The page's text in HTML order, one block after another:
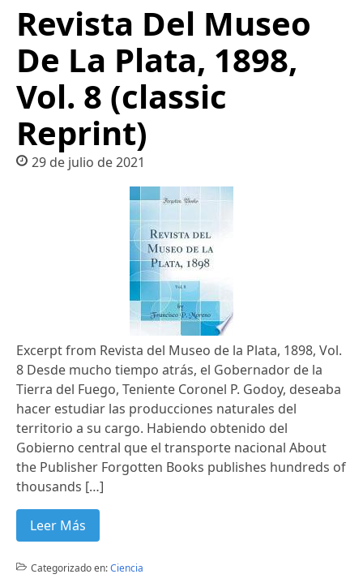
Revista Del Museo
De La Plata, 1898,
Vol. 8 (classic
Reprint)
29 de julio de 2021
Excerpt from Revista del Museo de la Plata, 1898, Vol.
8 Desde mucho tiempo atrás, el Gobernador de la
Tierra del Fuego, Teniente Coronel P. Godoy, deseaba
hacer estudiar las producciones naturales del
territorio a su cargo. Habiendo obtenido del
Gobierno central que el transporte nacional About
the Publisher Forgotten Books publishes hundreds of
thousands […]
Leer Más
Categorizado en:Ciencia